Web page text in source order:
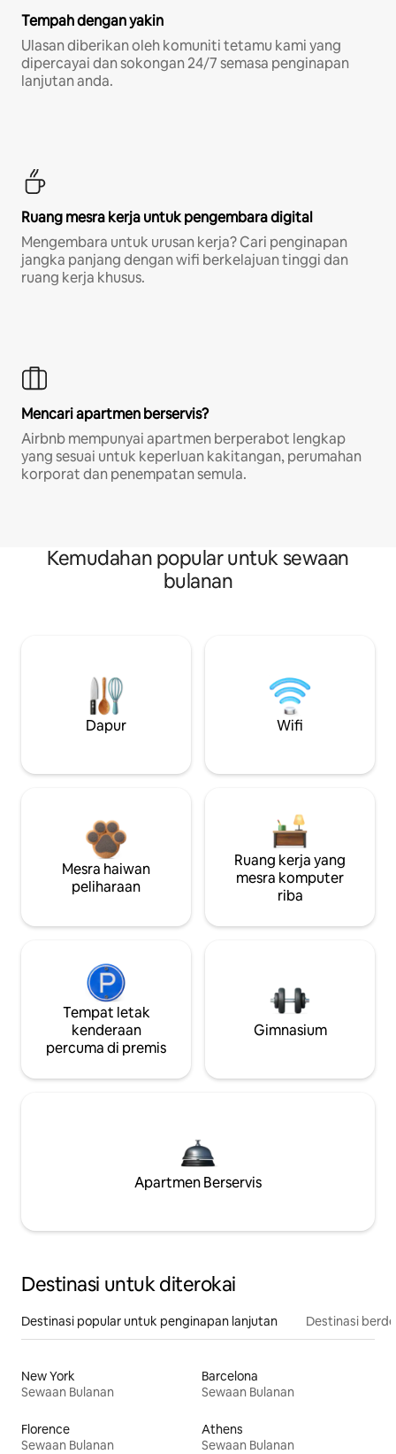
Tempah dengan yakin
Ulasan diberikan oleh komuniti tetamu kami yang
dipercayai dan sokongan 24/7 semasa penginapan
lanjutan anda.
Ruang mesra kerja untuk pengembara digital
Mengembara untuk urusan kerja? Cari penginapan
jangka panjang dengan wifi berkelajuan tinggi dan
ruang kerja khusus.
Mencari apartmen berservis?
Airbnb mempunyai apartmen berperabot lengkap
yang sesuai untuk keperluan kakitangan, perumahan
korporat dan penempatan semula.
Kemudahan popular untuk sewaan
bulanan
Dapur Wifi
Mesra haiwan
peliharaan
Ruang kerja yang
mesra komputer
riba
Tempat letak
kenderaan
percuma di premis
Gimnasium
Apartmen Berservis
Destinasi untuk diterokai
Destinasi popular untuk penginapan lanjutan Destinasi
New York
Sewaan Bulanan
Barcelona
Sewaan Bulanan
Florence
Sewaan Bulanan
Athens
Sewaan Bulanan